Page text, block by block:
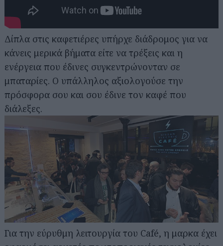
Δίπλα στις καφετιέρες υπήρχε διάδρομος για να
κάνεις μερικά βήματα είτε να τρέξεις και η
ενέργεια που έδινες συγκεντρώνονταν σε
μπαταρίες. Ο υπάλληλος αξιολογούσε την
πρόσφορα σου και σου έδινε τον καφέ που
διάλεξες.
Για την εύρυθμη λειτουργία του Café, η μαρκα έχει